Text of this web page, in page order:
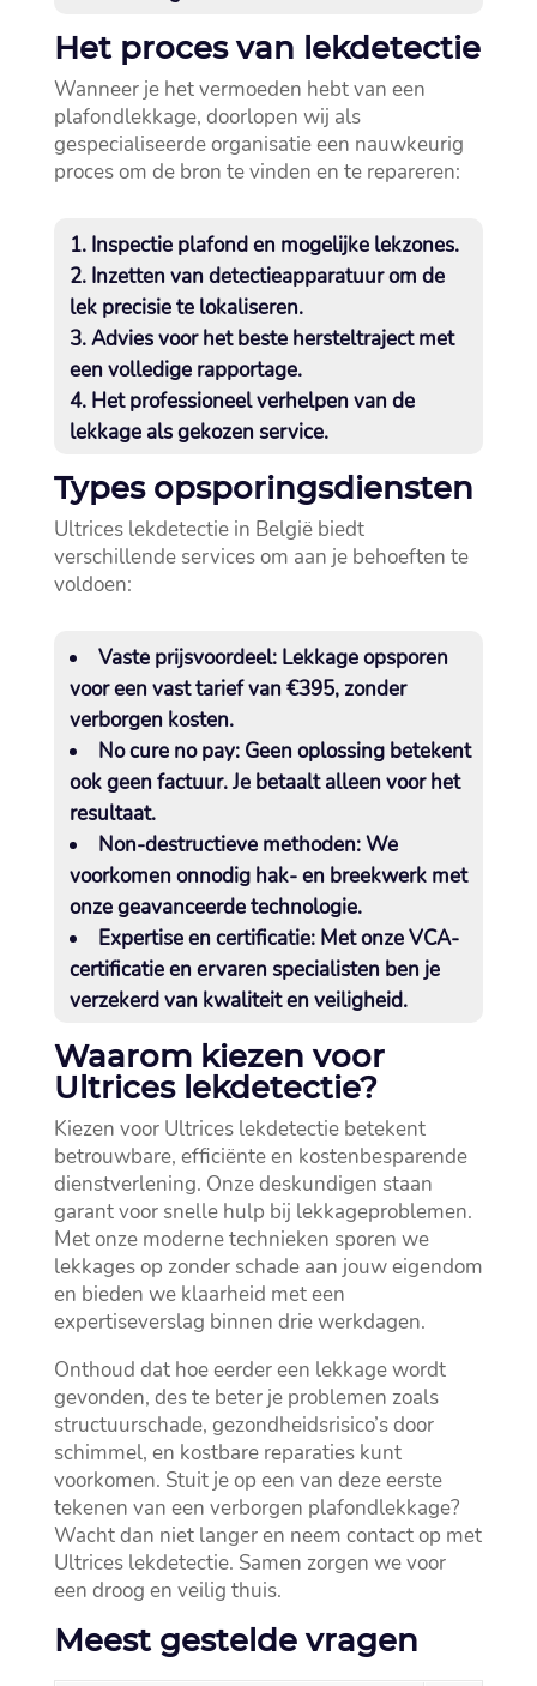
Het proces van lekdetectie
Wanneer je het vermoeden hebt van een
plafondlekkage, doorlopen wij als
gespecialiseerde organisatie een nauwkeurig
proces om de bron te vinden en te repareren:
Inspectie plafond en mogelijke lekzones.​
Inzetten van detectieapparatuur om de
lek precisie te lokaliseren.​
Advies voor het beste hersteltraject met
een volledige rapportage.​
Het professioneel verhelpen van de
lekkage als gekozen service.​
Types opsporingsdiensten
Ultrices lekdetectie in België biedt
verschillende services om aan je behoeften te
voldoen:
Vaste prijsvoordeel:Lekkage opsporen
voor een vast tarief van €395, zonder
verborgen kosten.​
No cure no pay:Geen oplossing betekent
ook geen factuur.​ Je betaalt alleen voor het
resultaat.​
Non-destructieve methoden:We
voorkomen onnodig hak- en breekwerk met
onze geavanceerde technologie.​
Expertise en certificatie:Met onze VCA-
certificatie en ervaren specialisten ben je
verzekerd van kwaliteit en veiligheid.​
Waarom kiezen voor
Ultrices lekdetectie?
Kiezen voor Ultrices lekdetectie betekent
betrouwbare, efficiënte en kostenbesparende
dienstverlening.​ Onze deskundigen staan
garant voor snelle hulp bij lekkageproblemen.​
Met onze moderne technieken sporen we
lekkages op zonder schade aan jouw eigendom
en bieden we klaarheid met een
expertiseverslag binnen drie werkdagen.​
Onthoud dat hoe eerder een lekkage wordt
gevonden, des te beter je problemen zoals
structuurschade, gezondheidsrisico’s door
schimmel, en kostbare reparaties kunt
voorkomen.​ Stuit je op een van deze eerste
tekenen van een verborgen plafondlekkage?
Wacht dan niet langer en neem contact op met
Ultrices lekdetectie.​ Samen zorgen we voor
een droog en veilig thuis.​
Meest gestelde vragen